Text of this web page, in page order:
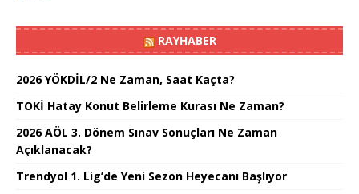
RAYHABER
2026 YÖKDİL/2 Ne Zaman, Saat Kaçta?
TOKİ Hatay Konut Belirleme Kurası Ne Zaman?
2026 AÖL 3. Dönem Sınav Sonuçları Ne Zaman
Açıklanacak?
Trendyol 1. Lig’de Yeni Sezon Heyecanı Başlıyor